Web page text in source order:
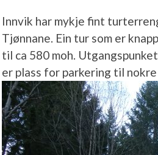
Innvik har mykje fint
Tjønnane. Ein tur som er
til ca 580 moh.
er plass for parkering til